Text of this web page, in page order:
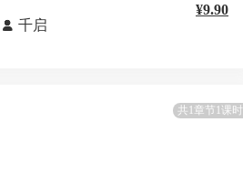
 千启
¥9.90
共1章节1课时